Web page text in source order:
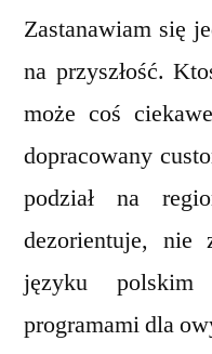
Zastanawiam się
na przyszłość.
może coś
dopracowany
podział na
dezorientuje,
języku
programami dla